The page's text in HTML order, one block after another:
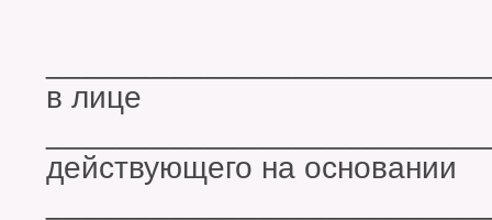
в лице
действующего на основании